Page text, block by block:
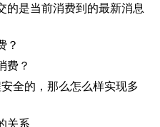
的是当前消费到的最新消息
？
费？
全的，那么怎么样实现多
关系